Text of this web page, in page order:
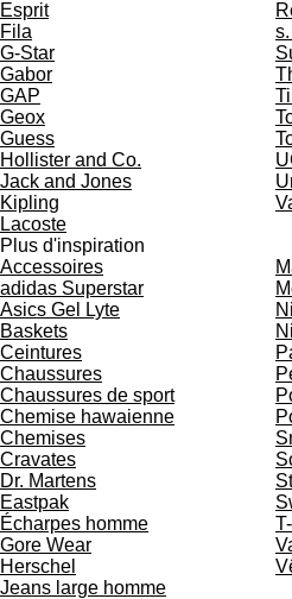
Esprit
Fila
G-Star
Gabor
GAP
Geox
Guess
Hollister and Co.
Jack and Jones
Kipling
Lacoste
Plus d'inspiration
Accessoires
adidas Superstar
Asics Gel Lyte
Baskets
Ceintures
Chaussures
Chaussures de sport
Chemise hawaienne
Chemises
Cravates
Dr. Martens
Eastpak
Écharpes homme
Gore Wear
Herschel
Jeans large homme